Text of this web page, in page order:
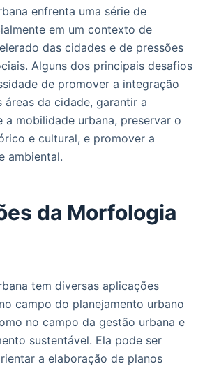
enfrenta uma série de
em um contexto de
das cidades e de pressões
Alguns dos principais desafios
de promover a integração
áreas da cidade, garantir a
a mobilidade urbana, preservar o
e cultural, e promover a
ambiental.
da Morfologia
tem diversas aplicações
campo do planejamento urbano
no campo da gestão urbana e
sustentável. Ela pode ser
a elaboração de planos